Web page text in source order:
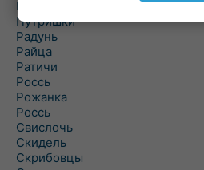
Порозово
Путришки
Радунь
Райца
Ратичи
Роcсь
Рожанка
Россь
Свислочь
Скидель
Скрибовцы